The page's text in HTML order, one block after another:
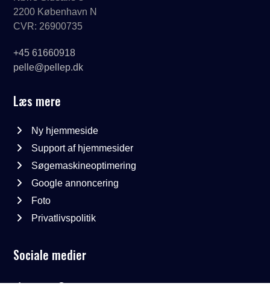
2200 København N
CVR: 26900735
+45 61660918
pelle@pellep.dk
Læs mere
Ny hjemmeside
Support af hjemmesider
Søgemaskineoptimering
Google annoncering
Foto
Privatlivspolitik
Sociale medier